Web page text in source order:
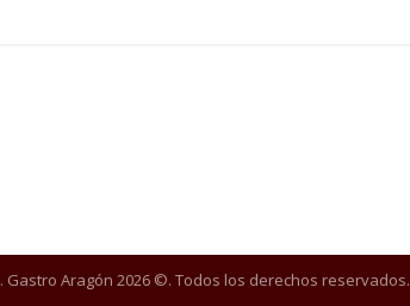
. Gastro Aragón 2026 ©. Todos los derechos reservados.